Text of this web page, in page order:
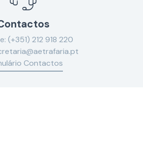
(+351) 212 918 220
Contactos